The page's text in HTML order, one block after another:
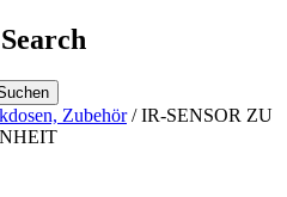
Zubehör/ IR-SENSOR ZU